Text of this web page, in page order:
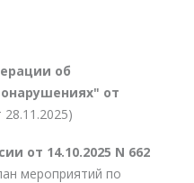
об
от
28.11.2025)
от 14.10.2025 N 662
мероприятий по